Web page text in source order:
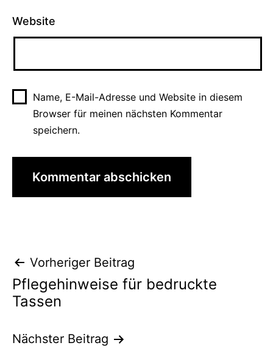
Website
Name, E-Mail-Adresse und Website in diesem
Browser für meinen nächsten Kommentar
speichern.
Beitragsnavigation
Vorheriger Beitrag
Pflegehinweise für bedruckte
Tassen
Nächster Beitrag